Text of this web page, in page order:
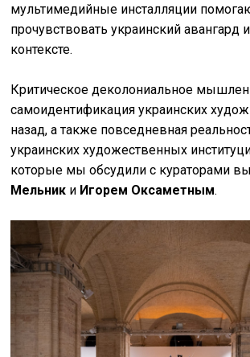
мультимедийные инсталляции
прочувствовать украинский авангард
контексте.
Критическое деколониальное
самоидентификация украинских
назад, а также повседневная
украинских художественных
которые мы обсудили с кураторами
Мельник и Игорем Оксаметным.